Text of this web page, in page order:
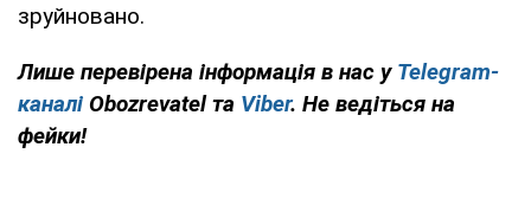
зруйновано.
Лише перевірена інформація в нас у Telegram-
каналі Obozrevatel та Viber. Не ведіться на
фейки!